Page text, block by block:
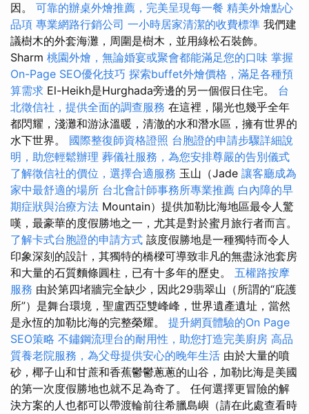
因。 可靠的辦桌外燴推薦，完美呈現每一餐 精美外燴點心
品項 專業網路行銷公司 一小時居家清潔的收費標準 我們建
議樹木的外套海灘，周圍是樹木，並用綠松石裝飾。
Sharm 桃園外燴，無論婚宴或聚會都能滿足您的口味 掌握
On-Page SEO優化技巧 探索buffet外燴價格，滿足各種預
算需求 El-Heikh是Hurghada旁邊的另一個假日住宅。 台
北徵信社，提供全面的調查服務 在這裡，陽光也幾乎全年
都閃耀，淺灘和游泳溫暖，清澈的水和潛水區，擁有世界的
水下世界。 國際整復師資格證照 台胞證的申請步驟詳細說
明，助您輕鬆辦理 葬儀社服務，為您安排尊嚴的告別儀式
了解徵信社的價位，選擇合適服務 玉山（Jade 讓客廳成為
家中最舒適的場所 台北會計師事務所專業推薦 白內障的早
期症狀與治療方法 Mountain）提供加勒比海地區最令人驚
嘆，最豪華的度假勝地之一，尤其是對於蜜月旅行者而言。
了解卡式台胞證的申請方式 該度假勝地是一種獨特而令人
印象深刻的設計，其獨特的橋樑可導致非凡的無盡泳池套房
和大量的石質麵條圓柱，已有十多年的歷史。 五權路按摩
服務 由於第四堵牆完全缺少，因此29翡翠山（所謂的“庇護
所”）是舞台環境，聖盧西亞雙峰峰，世界遺產遺址，當然
是永恆的加勒比海的完整榮耀。 提升網頁體驗的On Page
SEO策略 不鏽鋼流理台的耐用性，助您打造完美廚房 高品
質養老院服務，為父母提供安心的晚年生活 由於大量的噴
砂，椰子山和甘蔗和香蕉鬱鬱蔥蔥的山谷，加勒比海是美國
的第一次度假勝地也就不足為奇了。 任何選擇更冒險的解
決方案的人也都可以帶渡輪前往希臘島嶼（請在此處查看時